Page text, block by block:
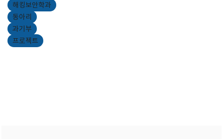
해킹보안학과
동아리
과기부
프로젝트